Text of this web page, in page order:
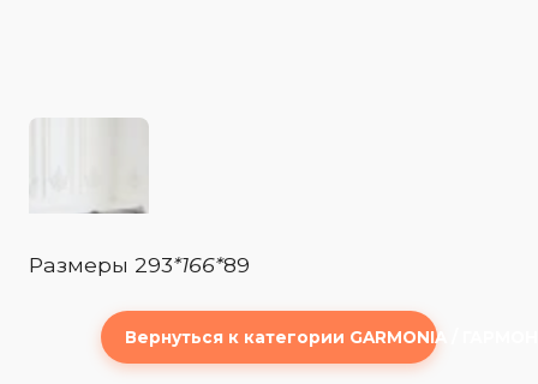
Размеры 293*166*89
Вернуться к категории GARMONIA /